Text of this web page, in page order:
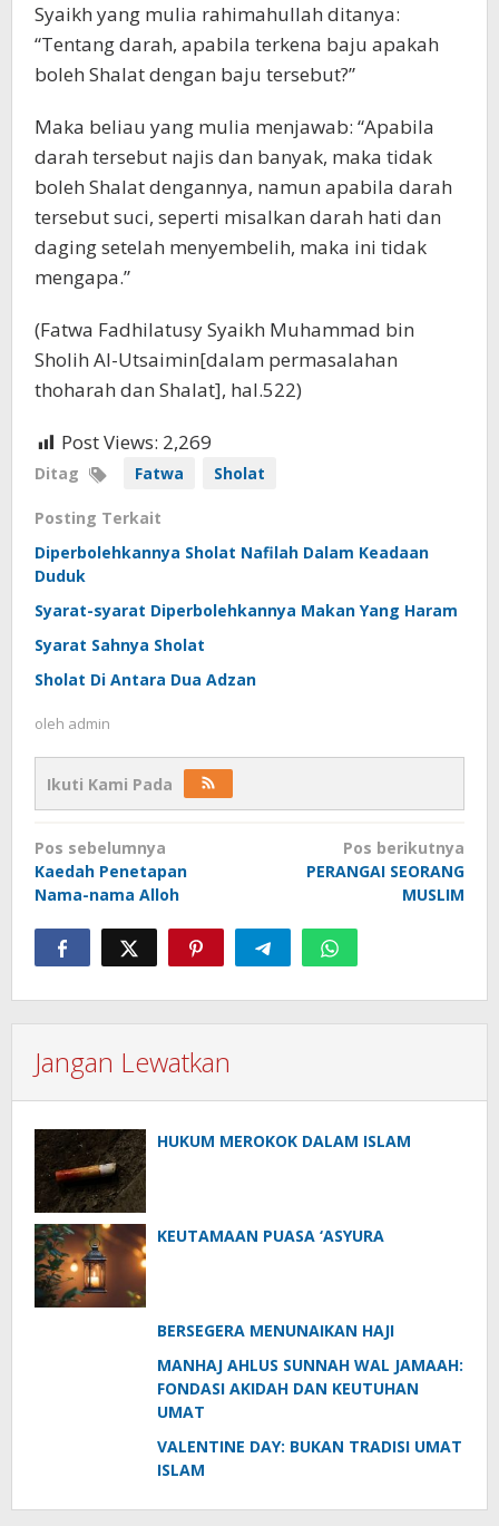
Syaikh yang mulia rahimahullah ditanya:
“Tentang darah, apabila terkena baju apakah
boleh Shalat dengan baju tersebut?”
Maka beliau yang mulia menjawab: “Apabila
darah tersebut najis dan banyak, maka tidak
boleh Shalat dengannya, namun apabila darah
tersebut suci, seperti misalkan darah hati dan
daging setelah menyembelih, maka ini tidak
mengapa.”
(Fatwa Fadhilatusy Syaikh Muhammad bin
Sholih Al-Utsaimin[dalam permasalahan
thoharah dan Shalat], hal.522)
Post Views: 2,269
Ditag Fatwa Sholat
Posting Terkait
Diperbolehkannya Sholat Nafilah Dalam Keadaan
Duduk
Syarat-syarat Diperbolehkannya Makan Yang Haram
Syarat Sahnya Sholat
Sholat Di Antara Dua Adzan
oleh admin
Ikuti Kami Pada
Navigasi
pos
Pos sebelumnya
Kaedah Penetapan
Nama-nama Alloh
Pos berikutnya
PERANGAI SEORANG
MUSLIM
Jangan Lewatkan
HUKUM MEROKOK DALAM ISLAM
KEUTAMAAN PUASA ‘ASYURA
BERSEGERA MENUNAIKAN HAJI
MANHAJ AHLUS SUNNAH WAL JAMAAH:
FONDASI AKIDAH DAN KEUTUHAN
UMAT
VALENTINE DAY: BUKAN TRADISI UMAT
ISLAM